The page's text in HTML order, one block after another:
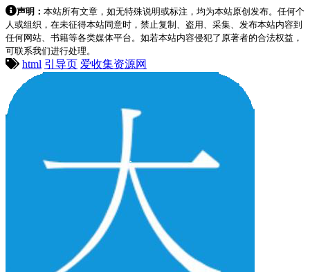
声明： 本站所有文章，如无特殊说明或标注，均为本站原创发布。任何个
人或组织，在未征得本站同意时，禁止复制、盗用、采集、发布本站内容到
任何网站、书籍等各类媒体平台。如若本站内容侵犯了原著者的合法权益，
可联系我们进行处理。
html 引导页 爱收集资源网